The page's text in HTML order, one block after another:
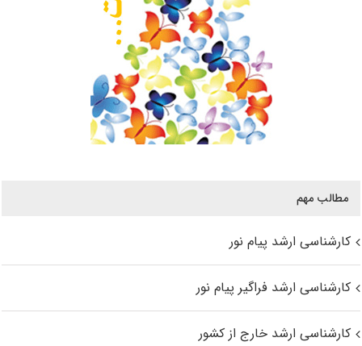
مطالب مهم
کارشناسی ارشد پیام نور
کارشناسی ارشد فراگیر پیام نور
کارشناسی ارشد خارج از کشور